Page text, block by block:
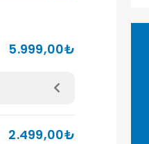
5.999,00₺
2.499,00₺